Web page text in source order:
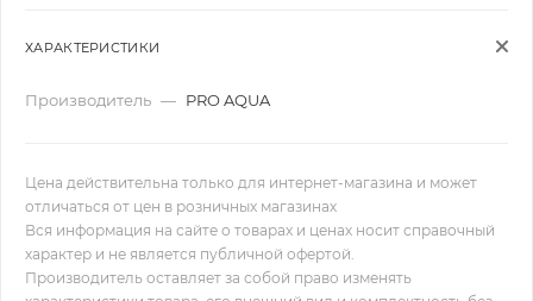
ХАРАКТЕРИСТИКИ
Производитель — PRO AQUA
Цена действительна только для интернет-магазина и может
отличаться от цен в розничных магазинах
Вся информация на сайте о товарах и ценах носит справочный
характер и не является публичной офертой.
Производитель оставляет за собой право изменять